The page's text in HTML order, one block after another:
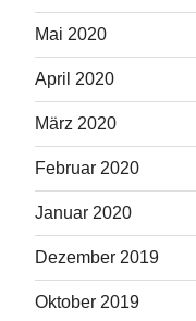
Mai 2020
April 2020
März 2020
Februar 2020
Januar 2020
Dezember 2019
Oktober 2019